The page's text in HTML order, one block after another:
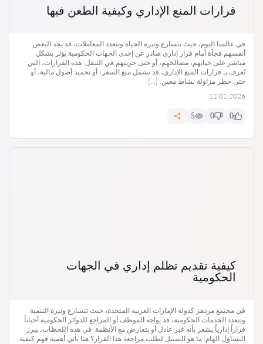
قرارات المنع الإداري وكيفية الطعن فيها
في عالمنا اليوم، حيث تتسارع وتيرة الحياة وتتعدد المعاملات، قد يجد البعض
أنفسهم فجأة أمام قرار إداري صادر عن إحدى الجهات الحكومية يؤثر بشكل
مباشر على حياتهم، مصالحهم، أو حتى حريتهم في التنقل. هذه القرارات، التي
تُعرف بـ قرارات المنع الإداري، قد تشمل منع السفر، أو تجميد أصول مالية، أو
حتى حظر مزاولة نشاط معين. […]
11.01.2026
0
0
5
كيفية تقديم تظلم إداري في الجهات
الحكومية
في مجتمع مزدهر كدولة الإمارات العربية المتحدة، حيث تتسارع وتيرة التنمية
وتتعدد الخدمات الحكومية، قد يواجه الموظف أو المراجع للدوائر الحكومية أحياناً
قراراً إدارياً يشعر بأنه غير عادل أو يتعارض مع الأنظمة. في هذه اللحظات، يبرز
التساؤل الهام: ما هو السبيل لطلب مراجعة هذا القرار؟ هنا تأتي أهمية فهم كيفية